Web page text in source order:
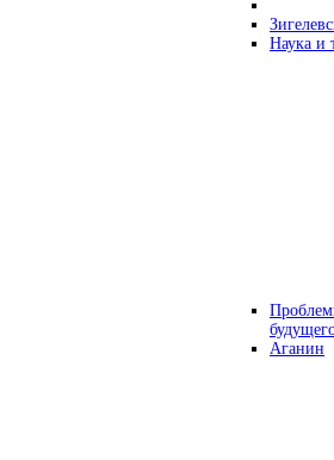
Наука и
Аганин